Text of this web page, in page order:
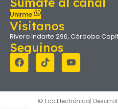
Unirme
Visitanos
Rivera Indarte 290, Córdoba
Seguinos
© Eco Electrónica|